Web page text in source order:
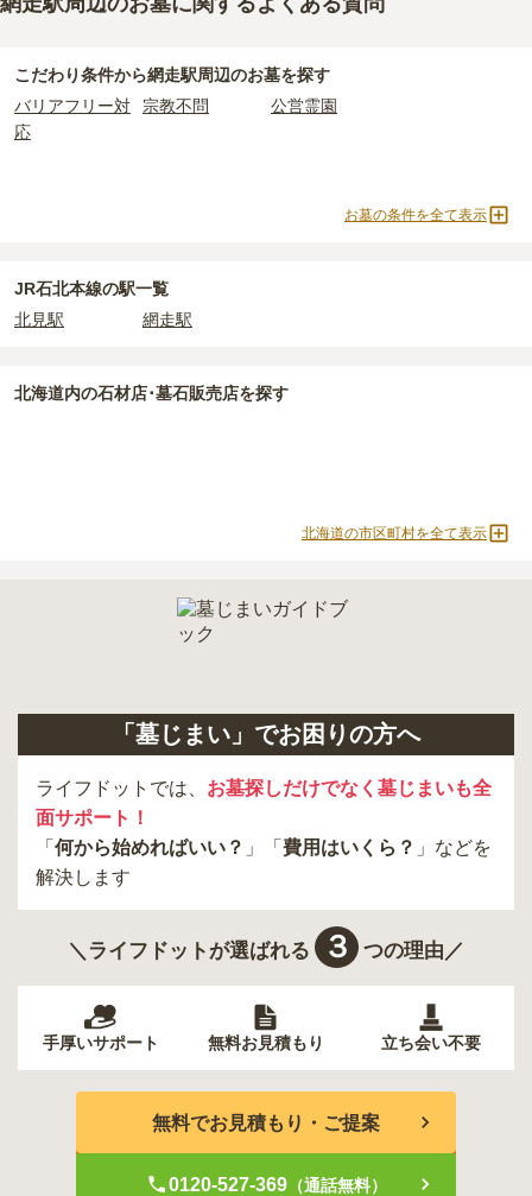
こだわり条件から網走駅周辺のお墓を探す
バリアフリー対
応
宗教不問 公営霊園
お墓の条件を全て表示
JR石北本線の駅一覧
北見駅
網走駅
北海道内の石材店･墓石販売店を探す
北海道の市区町村を全て表示
「墓じまい」でお困りの方へ
ライフドットでは、 お墓探しだけでなく墓じまいも全
面サポート！
「 何から始めればいい？ 」「 費用はいくら？ 」などを
解決します
＼ライフドットが選ばれる ３ つの理由／
手厚いサポート 無料お見積もり 立ち会い不要
無料でお見積もり・ご提案
0120-527-369（通話無料）